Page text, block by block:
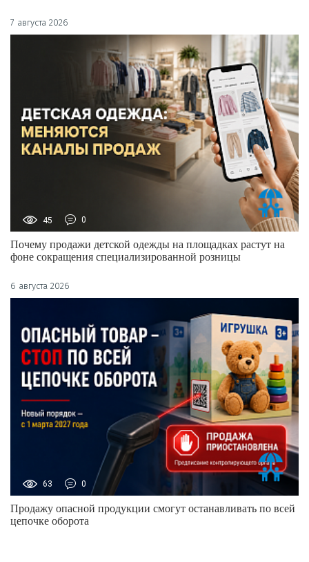
7 августа 2026
45 0
Почему продажи детской одежды на площадках растут на
фоне сокращения специализированной розницы
6 августа 2026
63 0
Продажу опасной продукции смогут останавливать по всей
цепочке оборота